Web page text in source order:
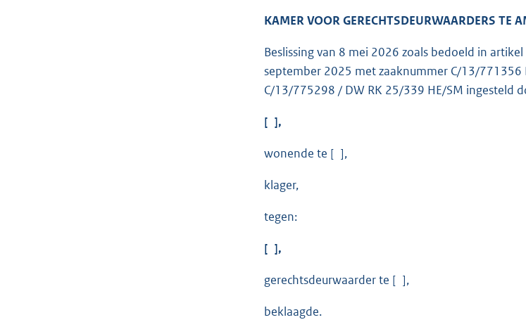
KAMER VOOR GERECHTSDEURWAARDERS TE
Beslissing van 8 mei 2026 zoals bedoeld in
september 2025 met zaaknummer C/13/771356
C/13/775298 / DW RK 25/339 HE/SM ingesteld
[ ],
wonende te [ ],
klager,
tegen:
[ ],
gerechtsdeurwaarder te [ ],
beklaagde.